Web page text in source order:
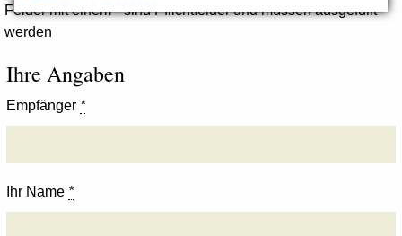
Felder mit einem * sind Pflichtfelder und müssen ausgefüllt
werden
Ihre Angaben
Empfänger *
Ihr Name *